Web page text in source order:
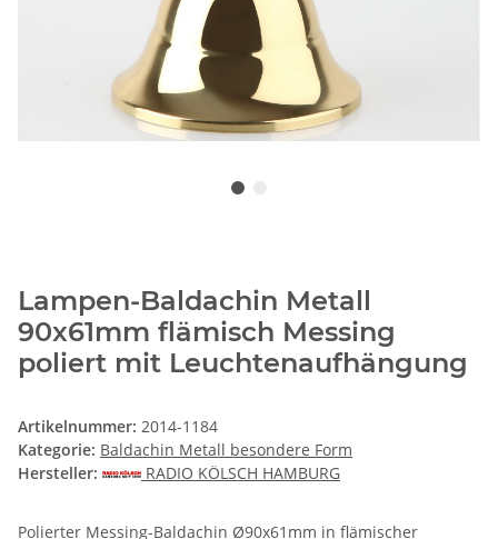
Lampen-Baldachin Metall
90x61mm flämisch Messing
poliert mit Leuchtenaufhängung
Artikelnummer: 2014-1184
Kategorie: Baldachin Metall besondere Form
Hersteller:
RADIO KÖLSCH HAMBURG
Polierter Messing-Baldachin Ø90x61mm in flämischer